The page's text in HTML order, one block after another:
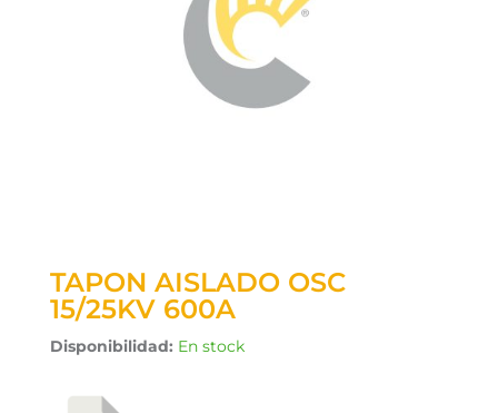
TAPON AISLADO OSC
15/25KV 600A
Disponibilidad: En stock